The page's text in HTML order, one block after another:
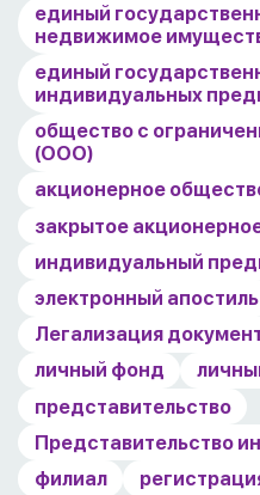
единый
недвижимое
единый
индивидуальных
общество с
(ООО)
акционерное
закрытое
индивидуальный
электронный апостиль
Легализация
личный фонд
представительство
Представительство
филиал